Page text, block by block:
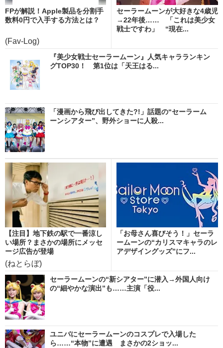
FPが解説！Apple製品を分割手
数料0円で入手する方法とは？
(Fav-Log)
セーラームーンが大好きな4歳児
→22年後…… 「これは美少女
戦士ですわ」 “現在...
『美少女戦士セーラームーン』人気キャラランキン
グTOP30！ 第1位は「天王はる...
「漫画から飛び出してきた?!」話題の“セーラーム
ーンシアター”、野外ショーに人殺...
【注目】地下鉄の駅で一番涼し
い場所？まさかの場所にメッセ
ージ広告が登場
(ねとらぼ)
「お母さん喜びそう！」セーラ
ームーンの“カリスマキャラのレ
アデザイングッズ”にフ...
セーラームーンの“新シアター”に潜入→外国人向け
の“細やかな演出”も……主演「役...
ユニバにセーラームーンのコスプレで入場した
ら……“本物”に遭遇 まさかの2ショッ...